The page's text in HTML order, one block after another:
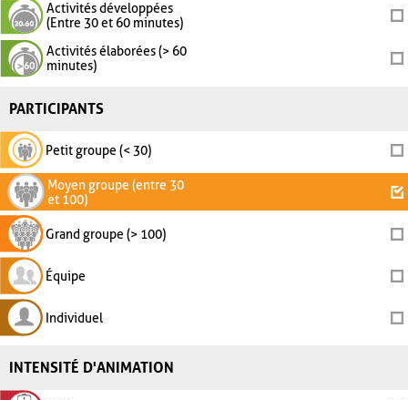
Activités développées
(Entre 30 et 60 minutes)
Activités élaborées (> 60
minutes)
PARTICIPANTS
Petit groupe (< 30)
Moyen groupe (entre 30
et 100)
Grand groupe (> 100)
Équipe
Individuel
INTENSITÉ D'ANIMATION